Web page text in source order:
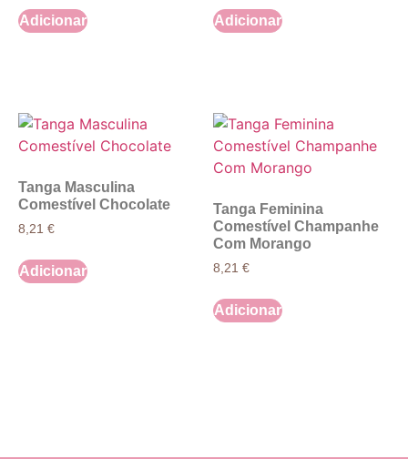
Adicionar Adicionar
Tanga Masculina
Comestível Chocolate
8,21 €
Adicionar
Tanga Feminina
Comestível Champanhe
Com Morango
8,21 €
Adicionar